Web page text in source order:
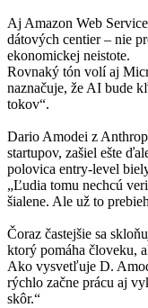
Aj Amazon Web
dátových centier – nie
ekonomickej neistote.
Rovnaký tón volí aj
naznačuje, že AI bude
tokov“.
Dario Amodei z
startupov, zašiel ešte
polovica entry-level
„Ľudia tomu nechcú
šialene. Ale už to
Čoraz častejšie sa
ktorý pomáha človeku,
Ako vysvetľuje D.
rýchlo začne prácu aj
skôr.“